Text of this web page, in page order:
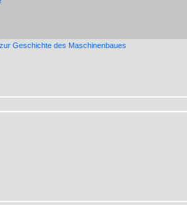
Geschichte des Maschinenbaues